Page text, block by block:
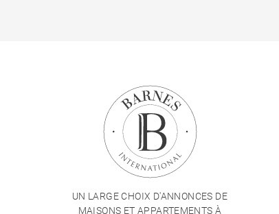
UN LARGE CHOIX D'ANNONCES DE
MAISONS ET APPARTEMENTS À